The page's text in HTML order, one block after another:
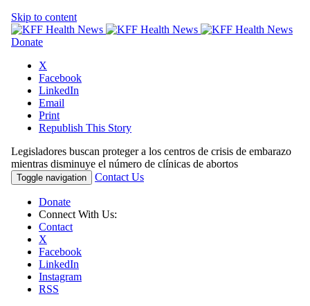
Skip to content
Donate
X
Facebook
LinkedIn
Email
Print
Republish This Story
Legisladores buscan proteger a los centros de crisis de embarazo
mientras disminuye el número de clínicas de abortos
Toggle navigation Contact Us
Donate
Connect With Us:
Contact
X
Facebook
LinkedIn
Instagram
RSS